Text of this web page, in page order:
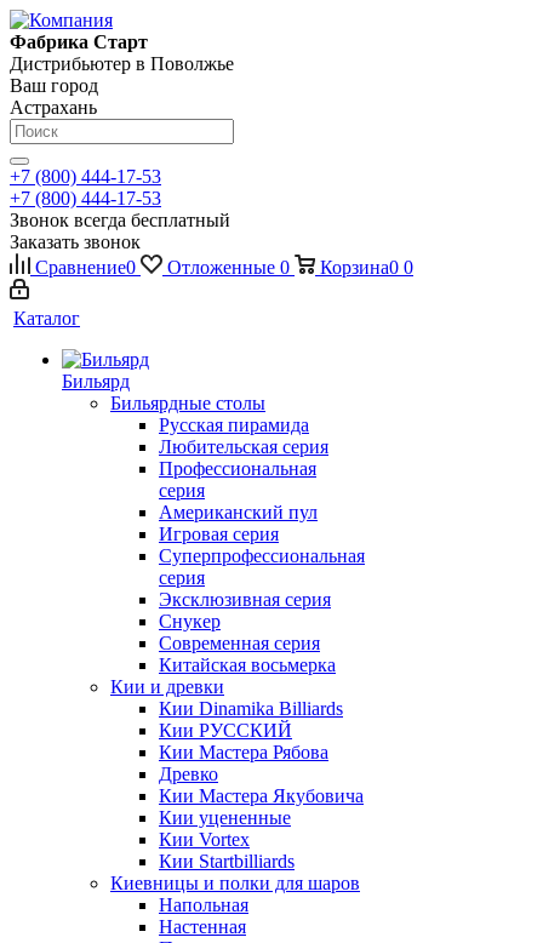
Фабрика Старт
Дистрибьютер в Поволжье
Ваш город
Астрахань
+7 (800) 444-17-53
+7 (800) 444-17-53
Звонок всегда бесплатный
Заказать звонок
Сравнение0 Отложенные 0 Корзина0 0
Каталог
Бильярд
Бильярдные столы
Русская пирамида
Любительская серия
Профессиональная
серия
Американский пул
Игровая серия
Суперпрофессиональная
серия
Эксклюзивная серия
Снукер
Современная серия
Китайская восьмерка
Кии и древки
Кии Dinamika Billiards
Кии РУССКИЙ
Кии Мастера Рябова
Древко
Кии Мастера Якубовича
Кии уцененные
Кии Vortex
Кии Startbilliards
Киевницы и полки для шаров
Напольная
Настенная